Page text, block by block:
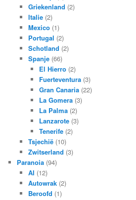
Griekenland (2)
Italie(2)
Mexico(1)
Portugal (2)
Schotland (2)
Spanje(66)
El Hierro (2)
Fuerteventura (3)
Gran Canaria (22)
La Gomera (3)
La Palma (2)
Lanzarote (3)
Tenerife (2)
Tsjechië(10)
Zwitserland (3)
Paranoia (94)
AI (12)
Autowrak(2)
Beroofd (1)